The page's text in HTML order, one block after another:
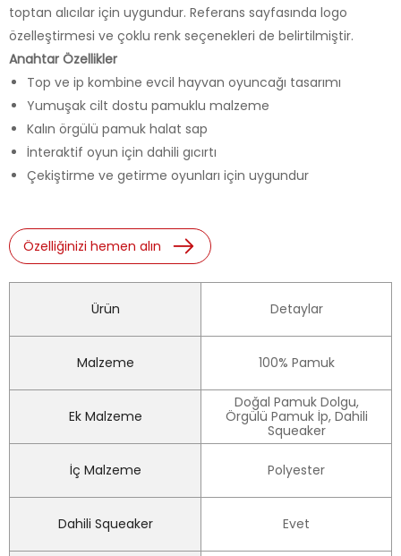
toptan alıcılar için uygundur. Referans sayfasında logo
özelleştirmesi ve çoklu renk seçenekleri de belirtilmiştir.
Anahtar Özellikler
Top ve ip kombine evcil hayvan oyuncağı tasarımı
Yumuşak cilt dostu pamuklu malzeme
Kalın örgülü pamuk halat sap
İnteraktif oyun için dahili gıcırtı
Çekiştirme ve getirme oyunları için uygundur
Özelliğinizi hemen alın
Ürün Detaylar
Malzeme 100% Pamuk
Ek Malzeme
Doğal Pamuk Dolgu,
Örgülü Pamuk İp, Dahili
Squeaker
İç Malzeme Polyester
Dahili Squeaker Evet